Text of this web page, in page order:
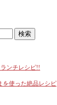
ンチレシピ!!
を使った絶品レシピ